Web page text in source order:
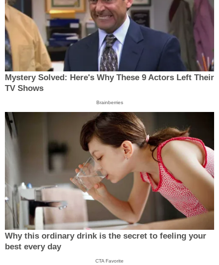
Mystery Solved: Here's Why These 9 Actors Left Their
TV Shows
Brainberries
Why this ordinary drink is the secret to feeling your
best every day
CTA Favorite